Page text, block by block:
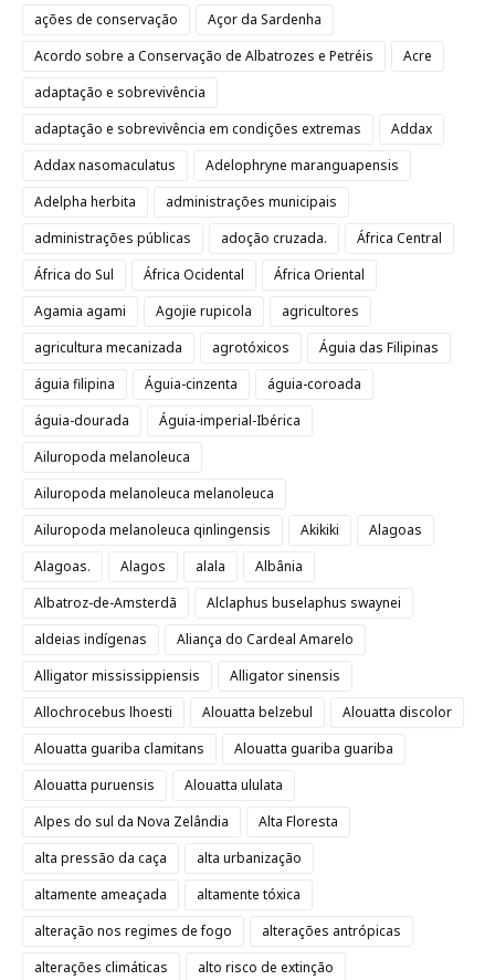
ações de conservação
Açor da Sardenha
Acordo sobre a Conservação de Albatrozes e Petréis
Acre
adaptação e sobrevivência
adaptação e sobrevivência em condições extremas
Addax
Addax nasomaculatus
Adelophryne maranguapensis
Adelpha herbita
administrações municipais
administrações públicas
adoção cruzada.
África Central
África do Sul
África Ocidental
África Oriental
Agamia agami
Agojie rupicola
agricultores
agricultura mecanizada
agrotóxicos
Águia das Filipinas
águia filipina
Águia-cinzenta
águia-coroada
águia-dourada
Águia-imperial-Ibérica
Ailuropoda melanoleuca
Ailuropoda melanoleuca melanoleuca
Ailuropoda melanoleuca qinlingensis
Akikiki
Alagoas
Alagoas.
Alagos alala
Albânia
Albatroz-de-Amsterdã
Alclaphus buselaphus swaynei
aldeias indígenas
Aliança do Cardeal Amarelo
Alligator mississippiensis
Alligator sinensis
Allochrocebus lhoesti
Alouatta belzebul
Alouatta discolor
Alouatta guariba clamitans
Alouatta guariba guariba
Alouatta puruensis
Alouatta ululata
Alpes do sul da Nova Zelândia
Alta Floresta
alta pressão da caça
alta urbanização
altamente ameaçada
altamente tóxica
alteração nos regimes de fogo
alterações antrópicas
alterações climáticas
alto risco de extinção